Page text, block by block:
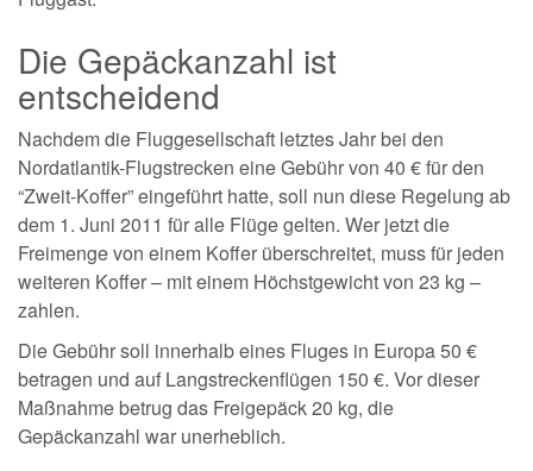
Die Gepäckanzahl ist
entscheidend
Nachdem die Fluggesellschaft letztes Jahr bei den
Nordatlantik-Flugstrecken eine Gebühr von 40 € für den
“Zweit-Koffer” eingeführt hatte, soll nun diese Regelung ab
dem 1. Juni 2011 für alle Flüge gelten. Wer jetzt die
Freimenge von einem Koffer überschreitet, muss für jeden
weiteren Koffer – mit einem Höchstgewicht von 23 kg –
zahlen.
Die Gebühr soll innerhalb eines Fluges in Europa 50 €
betragen und auf Langstreckenflügen 150 €. Vor dieser
Maßnahme betrug das Freigepäck 20 kg, die
Gepäckanzahl war unerheblich.